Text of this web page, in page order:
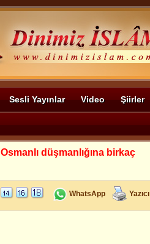
Sesli Yayınlar Video Şiirler
Osmanlı düşmanlığına birkaç
WhatsApp Yazıcı